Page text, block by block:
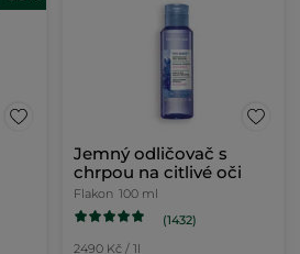
Jemný odličovač s
chrpou na citlivé oči
Flakon 100 ml
(1432)
2490 Kč / 1l